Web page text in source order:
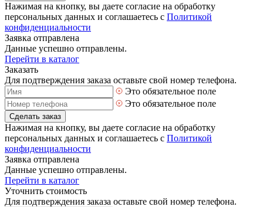
Нажимая на кнопку, вы даете согласие на обработку
персональных данных и соглашаетесь с Политикой
конфиденциальности
Заявка отправлена
Данные успешно отправлены.
Перейти в каталог
Заказать
Для подтверждения заказа оставьте свой номер телефона.
Это обязательное поле
Это обязательное поле
Сделать заказ
Нажимая на кнопку, вы даете согласие на обработку
персональных данных и соглашаетесь с Политикой
конфиденциальности
Заявка отправлена
Данные успешно отправлены.
Перейти в каталог
Уточнить стоимость
Для подтверждения заказа оставьте свой номер телефона.